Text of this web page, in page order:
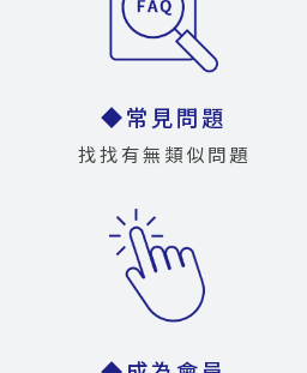
◆常見問題
找找有無類似問題